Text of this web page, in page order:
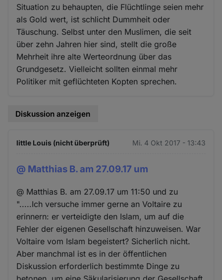
Situation zu behaupten, die Flüchtlinge seien mehr
als Gold wert, ist schlicht Dummheit oder
Täuschung. Selbst unter den Muslimen, die seit
über zehn Jahren hier sind, stellt die große
Mehrheit ihre alte Werteordnung über das
Grundgesetz. Vielleicht sollten einmal mehr
Politiker mit geflüchteten Kopten sprechen.
Diskussion anzeigen
little Louis (nicht überprüft) Mi. 4 Okt 2017 - 13:43
@ Matthias B. am 27.09.17 um
@ Matthias B. am 27.09.17 um 11:50 und zu
".....Ich versuche immer gerne an Voltaire zu
erinnern: er verteidigte den Islam, um auf die
Fehler der eigenen Gesellschaft hinzuweisen. War
Voltaire vom Islam begeistert? Sicherlich nicht.
Aber manchmal ist es in der öffentlichen
Diskussion erforderlich bestimmte Dinge zu